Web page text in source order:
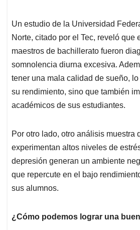
Un estudio de la Universidad
Norte, citado por el Tec, reveló que
maestros de bachillerato fueron
somnolencia diurna excesiva.
tener una mala calidad de sueño,
su rendimiento, sino que también
académicos de sus estudiantes.
Por otro lado, otro análisis muestra
experimentan altos niveles de
depresión generan un ambiente
que repercute en el bajo
sus alumnos.
¿Cómo podemos lograr una